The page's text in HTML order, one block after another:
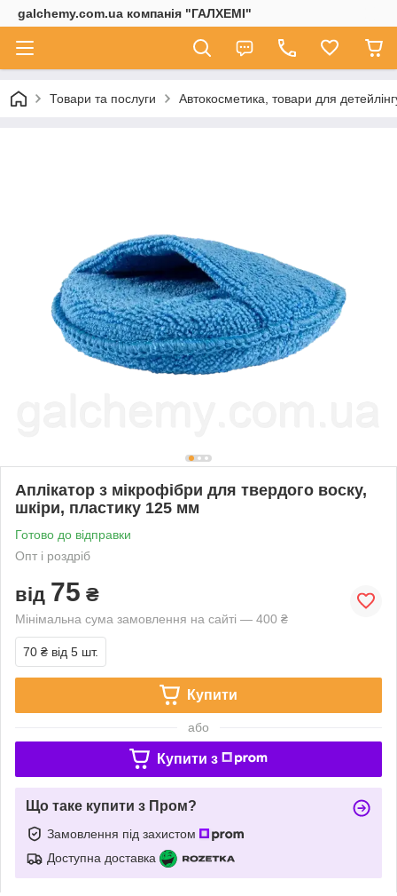
galchemy.com.ua компанія "ГАЛХЕМІ"
Товари та послуги Автокосметика, товари для
Аплікатор з мікрофібри для твердого воску,
шкіри, пластику 125 мм
Готово до відправки
Опт і роздріб
від 75 ₴
Мінімальна сума замовлення на сайті — 400 ₴
70 ₴ від 5 шт.
Купити
або
Купити з
Що таке купити з Пром?
Замовлення під захистом
Доступна доставка